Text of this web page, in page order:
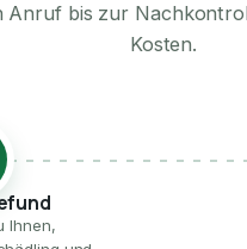
Anruf bis zur
Kosten.
Ihnen,